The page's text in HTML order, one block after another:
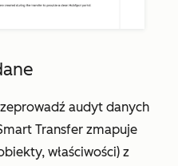
audyt danych
Transfer zmapuje
właściwości) z